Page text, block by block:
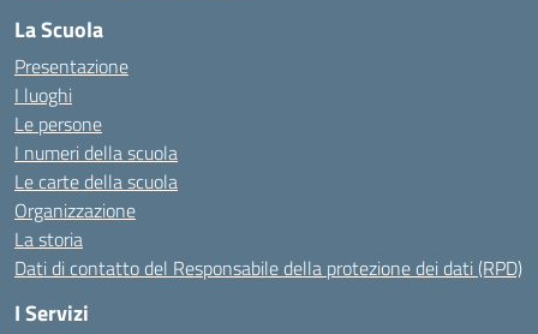
La Scuola
Presentazione
I luoghi
Le persone
I numeri della scuola
Le carte della scuola
Organizzazione
La storia
Dati di contatto del Responsabile della protezione dei dati (RPD)
I Servizi